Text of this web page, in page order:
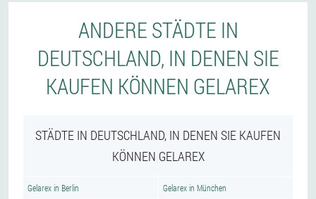
ANDERE STÄDTE IN
DEUTSCHLAND, IN DENEN SIE
KAUFEN KÖNNEN GELAREX
STÄDTE IN DEUTSCHLAND, IN DENEN SIE KAUFEN
KÖNNEN GELAREX
Gelarex in Berlin Gelarex in München